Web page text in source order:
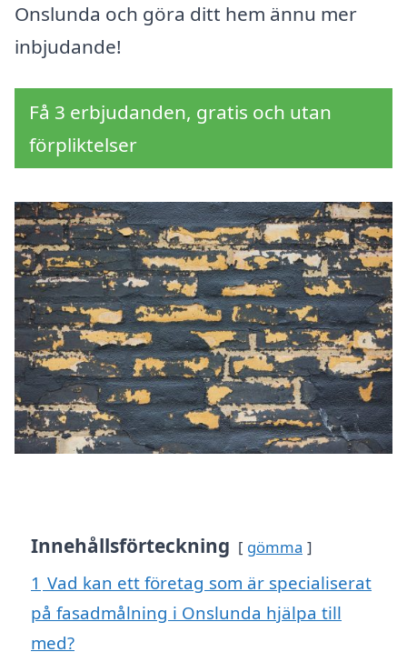
Onslunda och göra ditt hem ännu mer
inbjudande!
Få 3 erbjudanden, gratis och utan
förpliktelser
Innehållsförteckning gömma
1 Vad kan ett företag som är specialiserat
på fasadmålning i Onslunda hjälpa till
med?